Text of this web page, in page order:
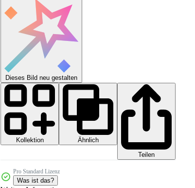
Dieses Bild neu gestalten
Kollektion
Ähnlich
Teilen
Pro Standard Lizenz
Was ist das?